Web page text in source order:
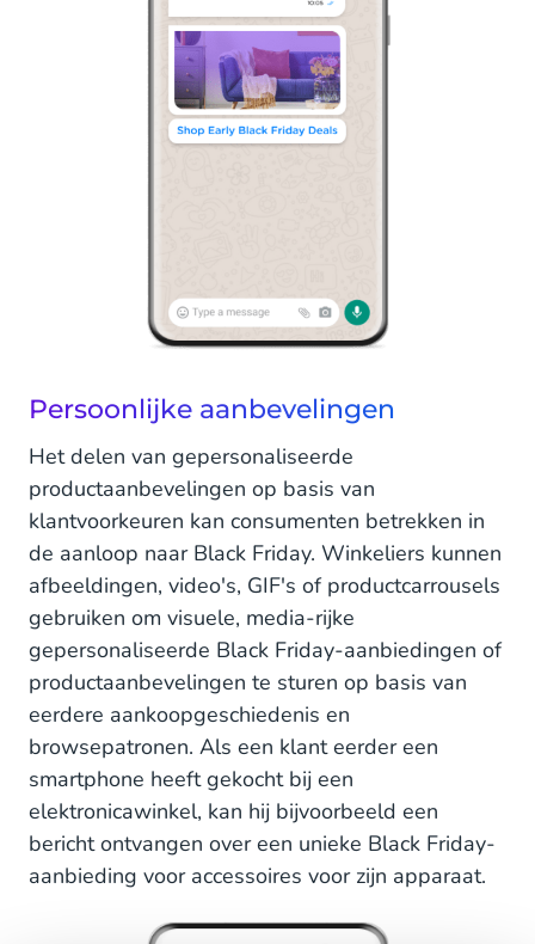
Persoonlijke aanbevelingen
Het delen van gepersonaliseerde
productaanbevelingen op basis van
klantvoorkeuren kan consumenten betrekken in
de aanloop naar Black Friday. Winkeliers kunnen
afbeeldingen, video's, GIF's of productcarrousels
gebruiken om visuele, media-rijke
gepersonaliseerde Black Friday-aanbiedingen of
productaanbevelingen te sturen op basis van
eerdere aankoopgeschiedenis en
browsepatronen. Als een klant eerder een
smartphone heeft gekocht bij een
elektronicawinkel, kan hij bijvoorbeeld een
bericht ontvangen over een unieke Black Friday-
aanbieding voor accessoires voor zijn apparaat.